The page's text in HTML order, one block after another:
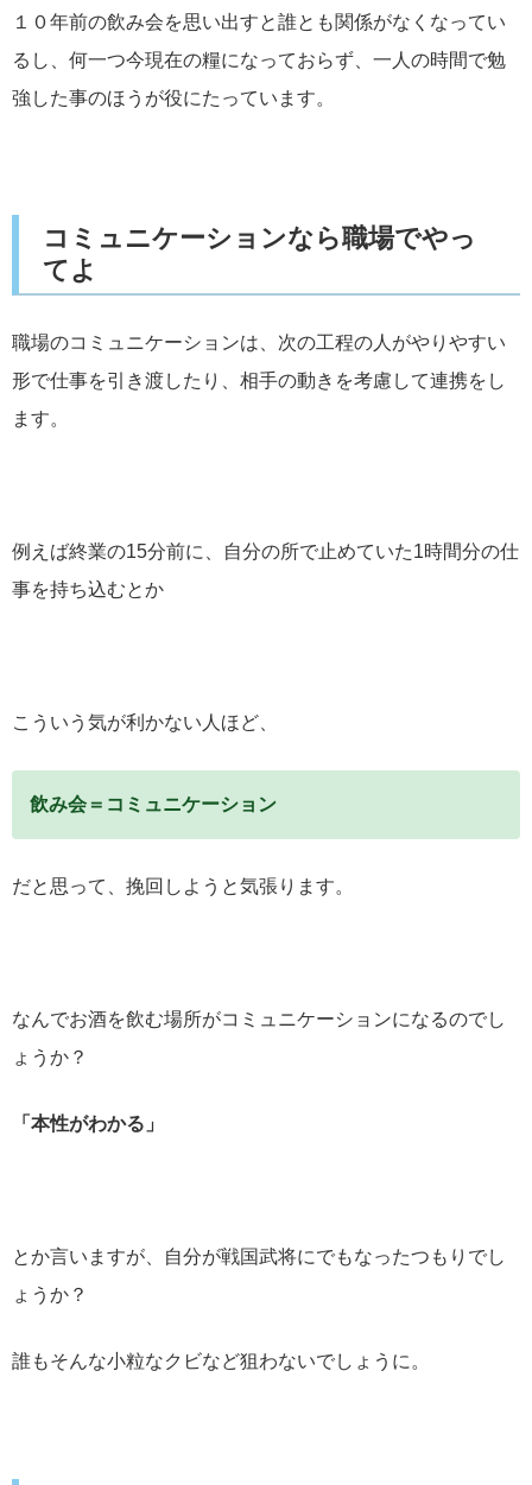
１０年前の飲み会を思い出すと誰とも関係がなくなってい
るし、何一つ今現在の糧になっておらず、一人の時間で勉
強した事のほうが役にたっています。
コミュニケーションなら職場でやっ
てよ
職場のコミュニケーションは、次の工程の人がやりやすい
形で仕事を引き渡したり、相手の動きを考慮して連携をし
ます。
例えば終業の15分前に、自分の所で止めていた1時間分の仕
事を持ち込むとか
こういう気が利かない人ほど、
飲み会＝コミュニケーション
だと思って、挽回しようと気張ります。
なんでお酒を飲む場所がコミュニケーションになるのでし
ょうか？
「本性がわかる」
とか言いますが、自分が戦国武将にでもなったつもりでし
ょうか？
誰もそんな小粒なクビなど狙わないでしょうに。